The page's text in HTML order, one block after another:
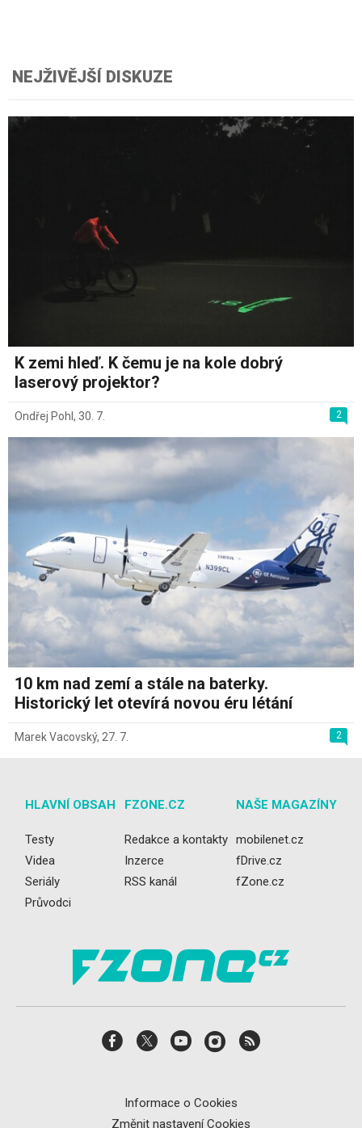
NEJŽIVĚJŠÍ DISKUZE
K zemi hleď. K čemu je na kole dobrý
laserový projektor?
2
Ondřej Pohl , 30. 7.
10 km nad zemí a stále na baterky.
Historický let otevírá novou éru létání
2
Marek Vacovský, 27. 7.
HLAVNÍ OBSAH
Testy
Videa
Seriály
Průvodci
FZONE.CZ
Redakce a kontakty
Inzerce
RSS kanál
NAŠE MAGAZÍNY
mobilenet.cz
fDrive.cz
fZone.cz
Informace o Cookies
Změnit nastavení Cookies